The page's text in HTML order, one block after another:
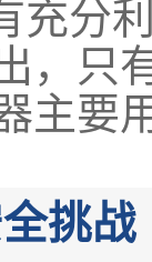
充分
，只
主要
挑战